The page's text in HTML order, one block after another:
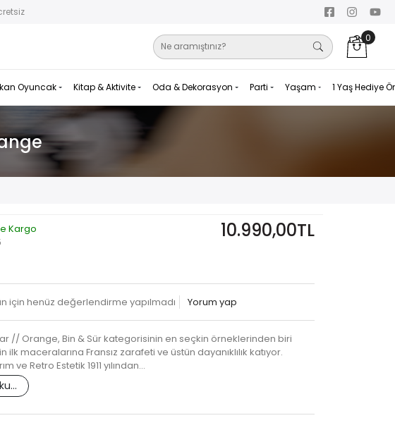
0
Oyuncak Kitap & Aktivite Oda & Dekorasyon Parti Yaşam 1 Yaş Hediye
Kargo
10.990,00TL
için henüz değerlendirme yapılmadı Yorum yap
// Orange, Bin & Sür kategorisinin en seçkin örneklerinden biri
ilk maceralarına Fransız zarafeti ve üstün dayanıklılık katıyor.
ve Retro Estetik 1911 yılından…